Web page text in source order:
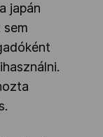
japán